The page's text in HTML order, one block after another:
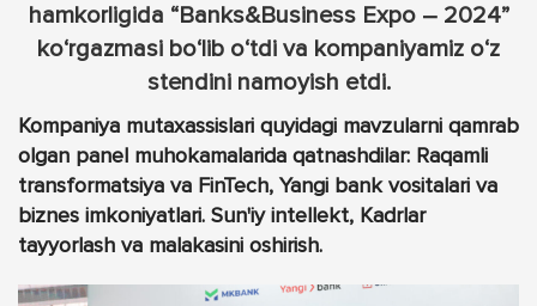
hamkorligida “Banks&Business Expo – 2024”
ko‘rgazmasi bo‘lib o‘tdi va kompaniyamiz o‘z
stendini namoyish etdi.
Kompaniya mutaxassislari quyidagi mavzularni qamrab
olgan panel muhokamalarida qatnashdilar: Raqamli
transformatsiya va FinTech, Yangi bank vositalari va
biznes imkoniyatlari. Sun'iy intellekt, Kadrlar
tayyorlash va malakasini oshirish.